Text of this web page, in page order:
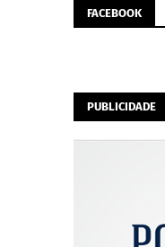
FACEBOOK
PUBLICIDADE